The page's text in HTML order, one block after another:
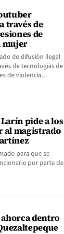
través de
de
mujer
de difusión ilegal
de tecnologías de
de violencia…
pide a los
al magistrado
para que se
por parte de
dentro